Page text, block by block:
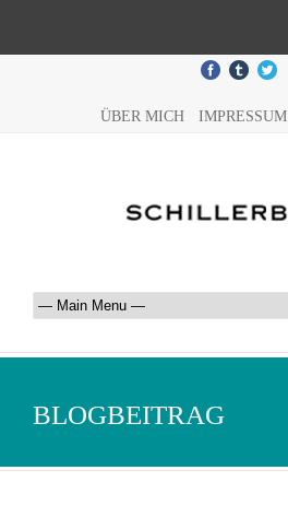
ÜBER MICH IMPRESSUM
BLOGBEITRAG